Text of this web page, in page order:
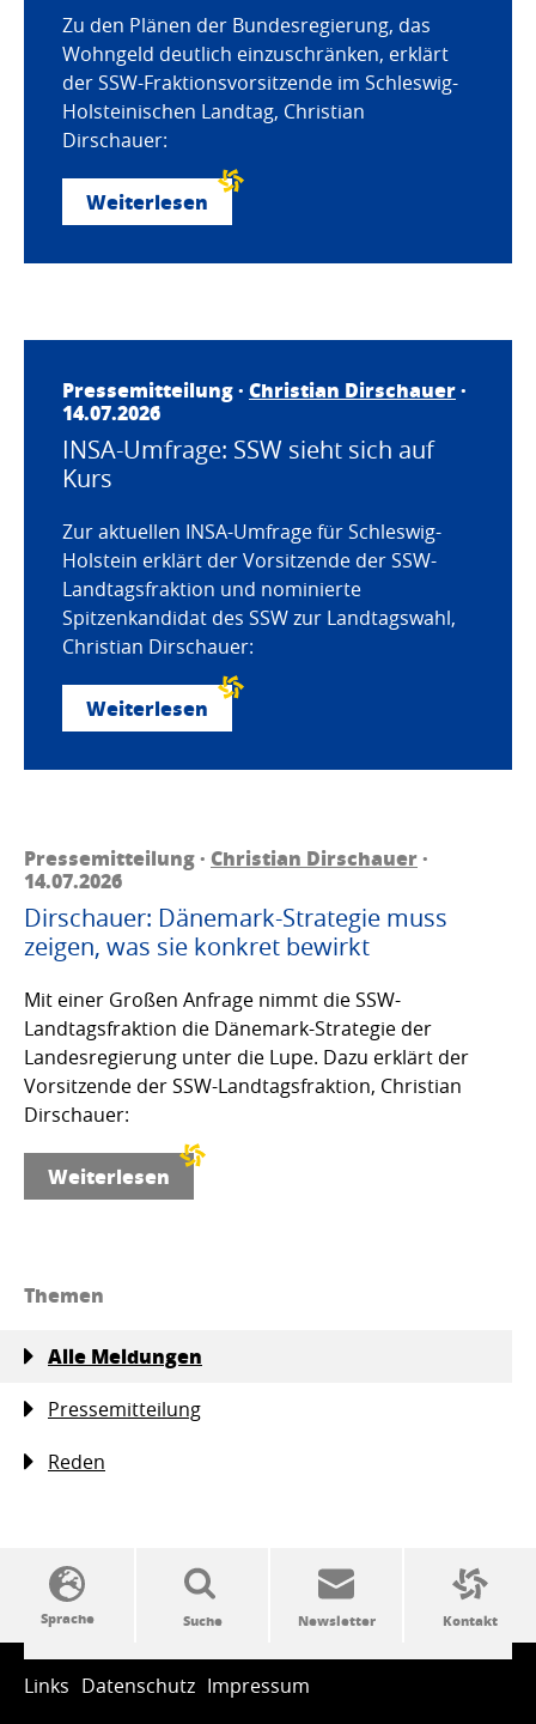
Zu den Plänen der Bundesregierung, das
Wohngeld deutlich einzuschränken, erklärt
der SSW-Fraktionsvorsitzende im Schleswig-
Holsteinischen Landtag, Christian
Dirschauer:
Weiterlesen
Pressemitteilung · Christian Dirschauer·
14.07.2026
INSA-Umfrage: SSW sieht sich auf
Kurs
Zur aktuellen INSA-Umfrage für Schleswig-
Holstein erklärt der Vorsitzende der SSW-
Landtagsfraktion und nominierte
Spitzenkandidat des SSW zur Landtagswahl,
Christian Dirschauer:
Weiterlesen
Pressemitteilung · Christian Dirschauer·
14.07.2026
Dirschauer: Dänemark-Strategie muss
zeigen, was sie konkret bewirkt
Mit einer Großen Anfrage nimmt die SSW-
Landtagsfraktion die Dänemark-Strategie der
Landesregierung unter die Lupe. Dazu erklärt der
Vorsitzende der SSW-Landtagsfraktion, Christian
Dirschauer:
Weiterlesen
Themen
Alle Meldungen
Pressemitteilung
Reden
SSW-Politik von A bis Z
Links Datenschutz Impressum